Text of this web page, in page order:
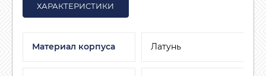
ХАРАКТЕРИСТИКИ
Материал корпуса Латунь